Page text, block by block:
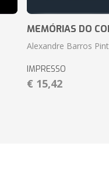
MEMÓRIAS DO
Alexandre Barros
IMPRESSO
€ 15,42